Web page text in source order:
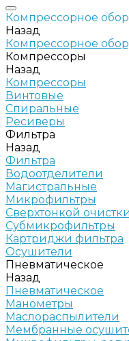
Компрессорное
Назад
Компрессорное
Компрессоры
Назад
Компрессоры
Винтовые
Спиральные
Ресиверы
Фильтра
Назад
Фильтра
Водоотделители
Магистральные
Микрофильтры
Сверхтонкой очистки
Субмикрофильтры
Картриджи фильтра
Осушители
Пневматическое
Назад
Пневматическое
Манометры
Маслораспылители
Мембранные